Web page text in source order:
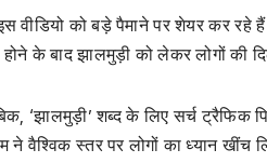
वीडियो को बड़े पैमाने पर शेयर कर
के बाद झालमुड़ी को लेकर लोगों की
‘झालमुड़ी’ शब्द के लिए सर्च
स्तर पर लोगों का ध्यान खींच